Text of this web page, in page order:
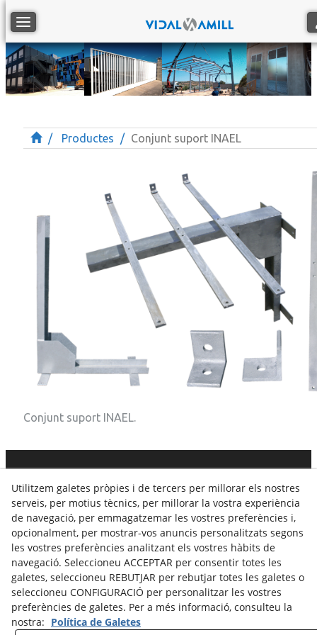
Toggle navigation
Productes Conjunt suport INAEL
Conjunt suport INAEL.
C. Dels Tres Tombs, 8 · 25320ANGLESOLA· 973 308 014
·info@vidalamill.com
Avís legal Política Cookies Política de Privacitat
Canal Denúncias
© 08/2026 Vidal Amill - Tots els drets reservats.
Utilitzem galetes pròpies i de tercers per millorar els nostres
serveis, per motius tècnics, per millorar la vostra experiència
de navegació, per emmagatzemar les vostres preferències i,
opcionalment, per mostrar-vos anuncis personalitzats segons
les vostres preferències analitzant els vostres hàbits de
navegació. Seleccioneu ACCEPTAR per consentir totes les
galetes, seleccioneu REBUTJAR per rebutjar totes les galetes o
seleccioneu CONFIGURACIÓ per personalitzar les vostres
preferències de galetes. Per a més informació, consulteu la
nostra: Política de Galetes